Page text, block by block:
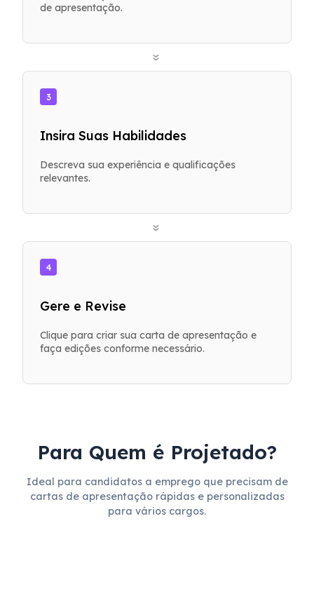
de apresentação.
»
3
Insira Suas Habilidades
Descreva sua experiência e qualificações
relevantes.
»
4
Gere e Revise
Clique para criar sua carta de apresentação e
faça edições conforme necessário.
Para Quem é Projetado?
Ideal para candidatos a emprego que precisam de
cartas de apresentação rápidas e personalizadas
para vários cargos.